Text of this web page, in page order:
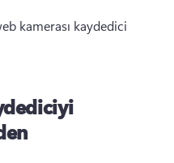
kamerası kaydedici
new tab)